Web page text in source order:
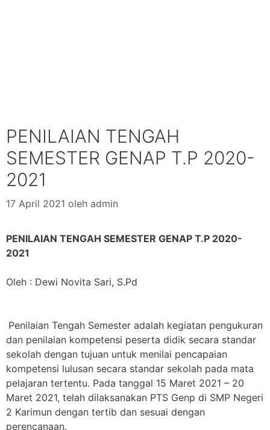
PENILAIAN TENGAH
SEMESTER GENAP T.P 2020-
2021
17 April 2021 oleh admin
PENILAIAN TENGAH SEMESTER GENAP T.P 2020-
2021
Oleh : Dewi Novita Sari, S.Pd
Penilaian Tengah Semester adalah kegiatan pengukuran
dan penilaian kompetensi peserta didik secara standar
sekolah dengan tujuan untuk menilai pencapaian
kompetensi lulusan secara standar sekolah pada mata
pelajaran tertentu. Pada tanggal 15 Maret 2021 – 20
Maret 2021, telah dilaksanakan PTS Genp di SMP Negeri
2 Karimun dengan tertib dan sesuai dengan
perencanaan.